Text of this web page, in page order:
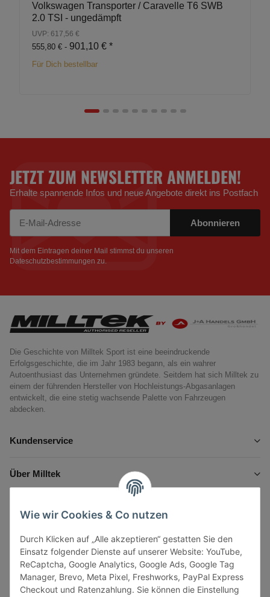
Wie wir Cookies & Co nutzen
Durch Klicken auf „Alle akzeptieren“ gestatten Sie den
Einsatz folgender Dienste auf unserer Website: YouTube,
ReCaptcha, Google Analytics, Google Ads, Google Tag
Manager, Brevo, Meta Pixel, Freshworks, PayPal Express
Checkout und Ratenzahlung. Sie können die Einstellung
Volkswagen Transporter / Caravelle T6 SWB
2.0 TSI - ungedämpft
UVP: 617,56 €
555,80 € - 901,10 € *
Für Dich bestellbar
JETZT ZUM NEWSLETTER ANMELDEN!
Erhalte spannende Infos und neue Angebote direkt ins Postfach
Abonnieren
Mit dem Eintragen deiner Mail stimmst du unseren
Dateschutzbestimmungen zu.
Die Geschichte von Milltek Sport ist eine beeindruckende
Erfolgsgeschichte, die im Jahr 1983 begann, als ein wahrer
Autoenthusiast das Unternehmen gründete. Seitdem hat sich Milltek zu
einem der führenden Hersteller von Hochleistungs-Abgasanlagen
entwickelt, die eine stetig wachsende Palette von Fahrzeugen
abdecken.
Kundenservice
Über Milltek
Gesetzliche Informationen